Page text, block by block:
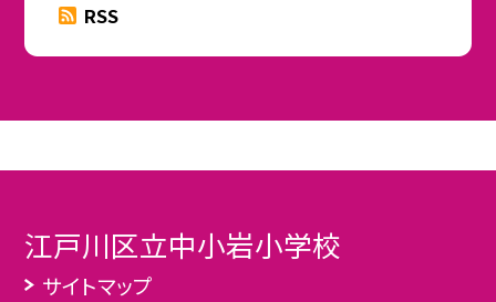
RSS
江戸川区立中小岩小学校
サイトマップ